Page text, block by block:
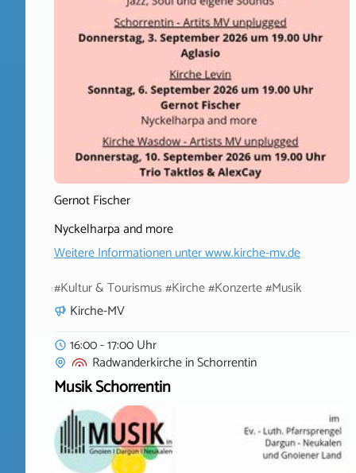
Gernot Fischer
Nyckelharpa and more
Weitere Informationen unterwww.kirche-mv.de
#Kultur & Tourismus #Kirche #Konzerte #Musik
Kirche-MV
16:00 - 17:00 Uhr
RadwanderkircheinSchorrentin
Musik Schorrentin